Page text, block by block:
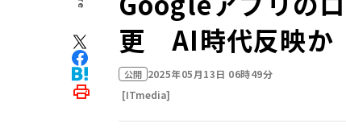
更 AI時代反映か
公開 2025年05月13日 06時49分
[ITmedia]